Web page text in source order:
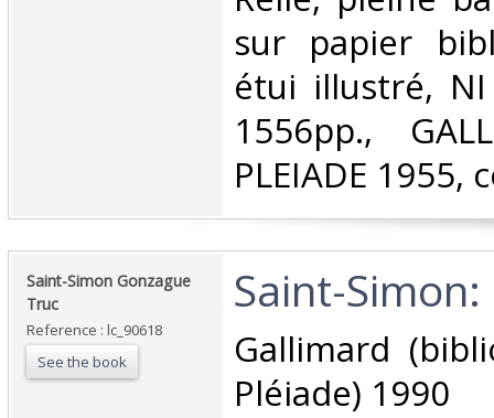
sur papier
étui illustré,
1556pp.,
PLEIADE 1955,
‎Saint-Simon Gonzague
Truc‎
Reference : lc_90618
See the book
‎Saint-
‎Gallimard
Pléiade) 1990‎